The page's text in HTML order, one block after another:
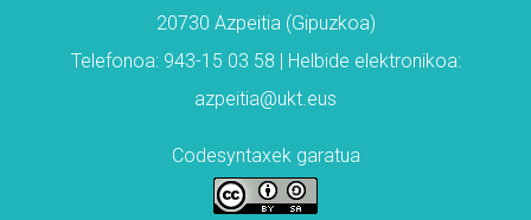
20730 Azpeitia (Gipuzkoa)
Telefonoa: 943-15 03 58 | Helbide elektronikoa:
azpeitia@ukt.eus
Codesyntaxek garatua